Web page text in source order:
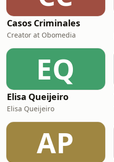
Casos Criminales
Creator at Obomedia
EQ
Elisa Queijeiro
Elisa Queijeiro
AP